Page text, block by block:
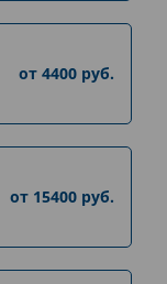
от 4400 руб.
от 15400 руб.